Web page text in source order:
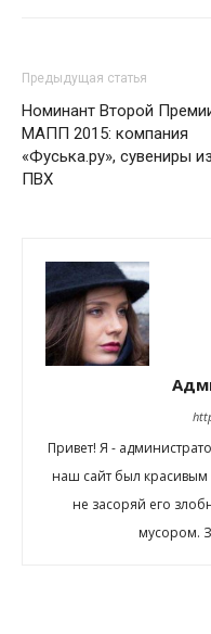
Предыдущая статья
Номинант Второй
МАПП 2015: компания
«Фуська.ру», сувениры из
ПВХ
Привет! Я -
наш сайт был красивым
не засоряй его
мусором.